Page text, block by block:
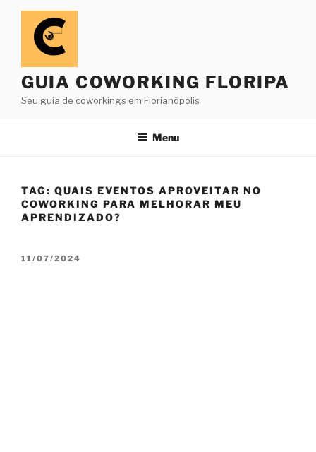
Pular
conteúdo
GUIA COWORKING FLORIPA
Seu guia de coworkings em Florianópolis
Menu
TAG: QUAIS EVENTOS APROVEITAR NO
COWORKING PARA MELHORAR MEU
APRENDIZADO?
PUBLICADO
11/07/2024